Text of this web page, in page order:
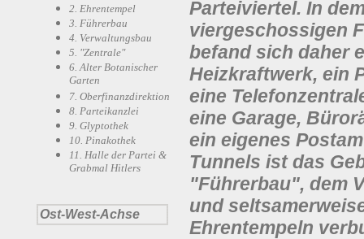
2. Ehrentempel
3. Führerbau
4. Verwaltungsbau
5. "Zentrale"
6. Alter Botanischer
Garten
7. Oberfinanzdirektion
8. Parteikanzlei
9. Glyptothek
10. Pinakothek
11. Halle der Partei &
Grabmal Hitlers
Ost-West-Achse
Parteiviertel. In
viergeschossigen
befand sich daher
Heizkraftwerk, ein
eine
eine Garage,
ein eigenes
Tunnels ist das
"Führerbau", dem
und
Ehrentempeln